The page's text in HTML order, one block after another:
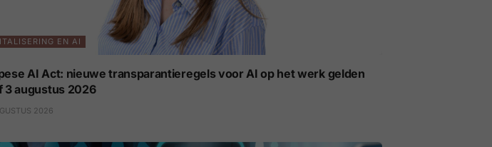
EN AI
AI Act: nieuwe transparantieregels voor AI op het werk gelden
3 augustus 2026
2026